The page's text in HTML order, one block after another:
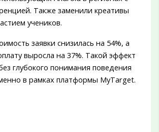
Также заменили креативы
учеников.
заявки снизилась на 54%, а
выросла на 37%. Такой эффект
глубокого понимания поведения
в рамках платформы MyTarget.